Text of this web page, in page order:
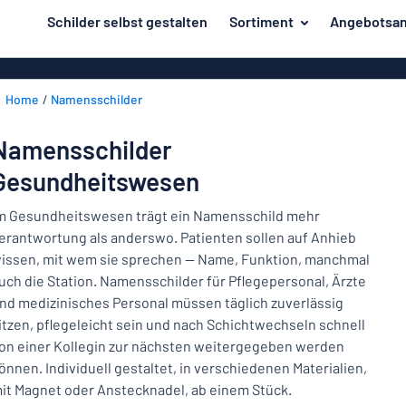
springen
Schilder selbst gestalten Sortiment
Herstellung
Haus und Heim
Kennzeichnung
Namensschilder
Aufkleber
Verkehr und Fahrzeuge
Industrie und Fertigung
Büro & Arbeitsplatz
Alle Kategorien anzeigen
Holzschilder
Aufkleber
Roll-Up
Plakate
Unsere
Bestseller
Material
Herstellung
Haus
und
Heim
Kennzeichnung
Namensschilder
zum
entwerfen
Home Namensschilder
Gesundheitswesen trägt ein Namensschild mehr
als anderswo. Patienten sollen auf Anhieb
mit wem sie sprechen — Name, Funktion, manchmal
die Station. Namensschilder für Pflegepersonal, Ärzte
medizinisches Personal müssen täglich zuverlässig
pflegeleicht sein und nach Schichtwechseln schnell
einer Kollegin zur nächsten weitergegeben werden
Individuell gestaltet, in verschiedenen Materialien,
Magnet oder Anstecknadel, ab einem Stück.